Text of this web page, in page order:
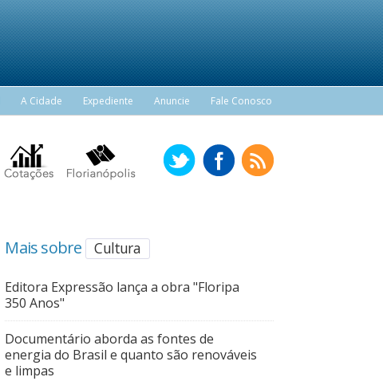
A Cidade Expediente Anuncie Fale Conosco
Mais sobre Cultura
Editora Expressão lança a obra "Floripa
350 Anos"
Documentário aborda as fontes de
energia do Brasil e quanto são renováveis
e limpas